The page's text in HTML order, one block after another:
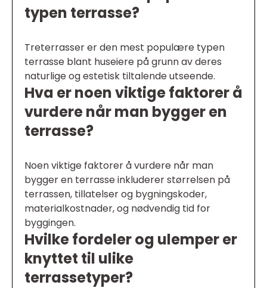
typen terrasse?
Treterrasser er den mest populære typen
terrasse blant huseiere på grunn av deres
naturlige og estetisk tiltalende utseende.
Hva er noen viktige faktorer å
vurdere når man bygger en
terrasse?
Noen viktige faktorer å vurdere når man
bygger en terrasse inkluderer størrelsen på
terrassen, tillatelser og bygningskoder,
materialkostnader, og nødvendig tid for
byggingen.
Hvilke fordeler og ulemper er
knyttet til ulike
terrassetyper?